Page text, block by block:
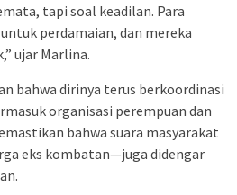
tapi soal keadilan. Para
perdamaian, dan mereka
ujar Marlina.
bahwa dirinya terus berkoordinasi
organisasi perempuan dan
bahwa suara masyarakat
eks kombatan—juga didengar